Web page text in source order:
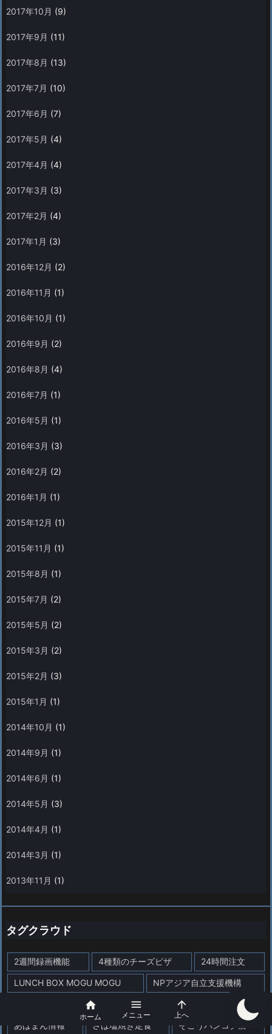
2017年10月 (9)
2017年9月 (11)
2017年8月 (13)
2017年7月 (10)
2017年6月 (7)
2017年5月 (4)
2017年4月 (4)
2017年3月 (3)
2017年2月 (4)
2017年1月 (3)
2016年12月 (2)
2016年11月 (1)
2016年10月 (1)
2016年9月 (2)
2016年8月 (4)
2016年7月 (1)
2016年5月 (1)
2016年3月 (3)
2016年2月 (2)
2016年1月 (1)
2015年12月 (1)
2015年11月 (1)
2015年8月 (1)
2015年7月 (2)
2015年5月 (2)
2015年3月 (2)
2015年2月 (3)
2015年1月 (1)
2014年10月 (1)
2014年9月 (1)
2014年6月 (1)
2014年5月 (3)
2014年4月 (1)
2014年3月 (1)
2013年11月 (1)
タグクラウド
2週間録画機能 4種類のチーズピザ 24時間注文
LUNCH BOX MOGU MOGU NPアジア自立支援機構
REGINA BEAUTYでヒゲ脱毛＆シミ・イボ取り TESOL
あぱまん情報 さば塩焼き定食 そごうバンコク店

ホーム

メニュー

上へ